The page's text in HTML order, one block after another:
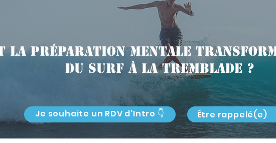
la préparation mentale
du surf à La Tremblade ?
Je souhaite un RDV d'Intro 👇 Être rappelé(e)